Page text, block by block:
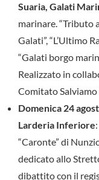
Suaria, Galati
marinare. “Tributo
Galati”, “L’Ultimo
“Galati borgo
Realizzato in
Comitato
Domenica 24
Larderia Inferiore
“Caronte” di
dedicato allo
dibattito con il